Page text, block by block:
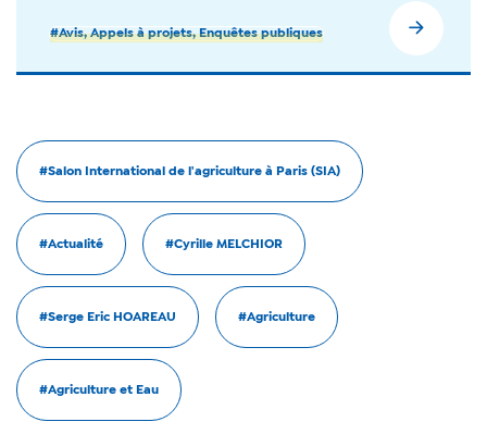
#Avis, Appels à projets, Enquêtes publiques
#Salon International de l'agriculture à Paris (SIA)
#Actualité #Cyrille MELCHIOR
#Serge Eric HOAREAU #Agriculture
#Agriculture et Eau